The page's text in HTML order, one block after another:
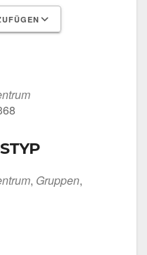
, Grup­pen,